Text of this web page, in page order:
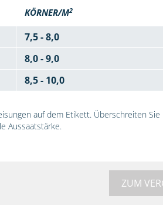
KÖRNER/M2
7,5 - 8,0
8,0 - 9,0
8,5 - 10,0
auf dem Etikett. Überschreiten
Aussaatstärke.
ZUM